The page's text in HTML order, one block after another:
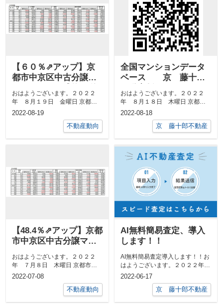
【６０％⇗アップ】京
都市中京区中古分譲マ
ンション７月成約㎡単
価前年対比
おはようございます。２０２２
年 ８月１９日 金曜日 京都市
中京区 最高気温３３度、 最低
2022-08-19
不動産動向
全国マンションデータ
ベース 京 藤十郎
おはようございます。２０２２
年 ８月１８日 木曜日 京都市
中京区 最高気温３３度、 最低
気温２３度日...
2022-08-18
京 藤十郎不動産
【48.4％⇗アップ】京都
市中京区中古分譲マン
前年対比
おはようございます。２０２２
年 ７月８日 木曜日 京都市中
京区 最高気温３４度、 最低気
2022-07-08
不動産動向
AI無料簡易査定、導入
します！！
AI無料簡易査定導入します！！お
はようございます。２０２２年
６月１７日 金曜日 京都市中京
2022-06-17
京 藤十郎不動産